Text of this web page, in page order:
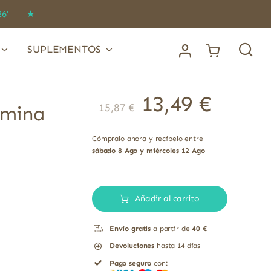
★
SUPLEMENTOS
15,87€ 13,49 €
Cómpralo ahora y recíbelo entre
sábado 8 Ago y miércoles 12 Ago
de
con
Vitamina
Añadir al carrito
Envío gratis a partir de40 €
Devoluciones hasta 14 días
Pago seguro con: